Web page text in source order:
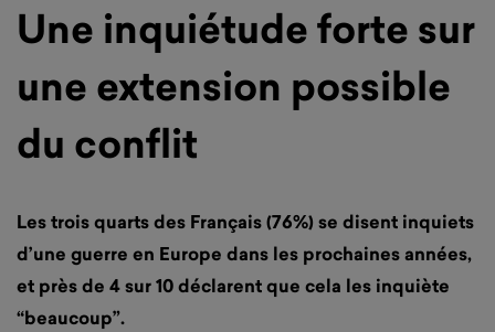
Une inquiétude forte sur
une extension possible
du conflit
Les trois quarts des Français (76%) se disent inquiets
d’une guerre en Europe dans les prochaines années,
et près de 4 sur 10 déclarent que cela les inquiète
“beaucoup”.